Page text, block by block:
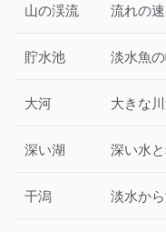
山の渓流 流れの
貯水池 淡水魚
大河 大きな
深い湖 深い水
干潟 淡水か